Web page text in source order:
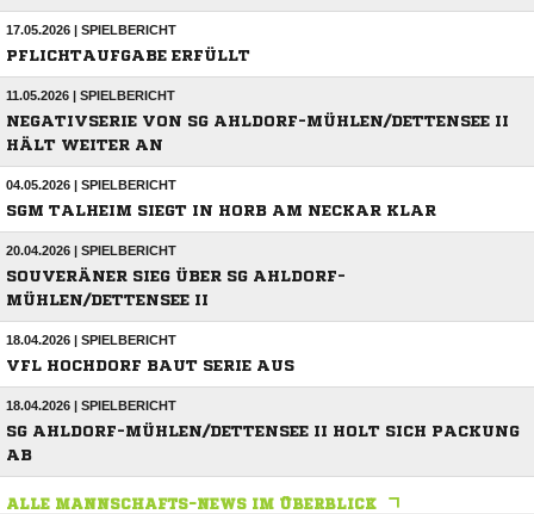
17.05.2026 | SPIELBERICHT
PFLICHTAUFGABE ERFÜLLT
11.05.2026 | SPIELBERICHT
NEGATIVSERIE VON SG AHLDORF-MÜHLEN/DETTENSEE II
HÄLT WEITER AN
04.05.2026 | SPIELBERICHT
SGM TALHEIM SIEGT IN HORB AM NECKAR KLAR
20.04.2026 | SPIELBERICHT
SOUVERÄNER SIEG ÜBER SG AHLDORF-
MÜHLEN/DETTENSEE II
18.04.2026 | SPIELBERICHT
VFL HOCHDORF BAUT SERIE AUS
18.04.2026 | SPIELBERICHT
SG AHLDORF-MÜHLEN/DETTENSEE II HOLT SICH PACKUNG
AB
ALLE MANNSCHAFTS-NEWS IM ÜBERBLICK